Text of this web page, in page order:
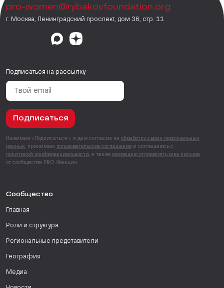
pro-women@rybakovfoundation.org
г. Москва, Ленинградский проспект, дом 36, стр. 11
Подписаться на рассылку
Подписаться
Нажимая «Подписаться», я даю согласие на обработку своих персональных
данных , принимаю пользовательское соглашение и соглашаюсь с
политикой конфиденциальности , а также разрешаю отправлять мне письма
от сообщества PRO Женщин.
Сообщество
Главная
Роли и структура
Региональные представители
География
Медиа